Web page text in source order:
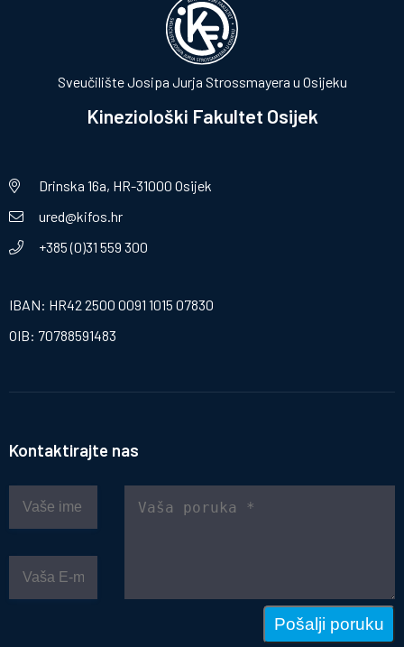
Sveučilište Josipa Jurja Strossmayera u Osijeku
Kineziološki Fakultet Osijek
Drinska 16a, HR-31000 Osijek
ured@kifos.hr
+385 (0)31 559 300
IBAN: HR42 2500 0091 1015 07830
OIB: 70788591483
Kontaktirajte nas
Pošalji poruku